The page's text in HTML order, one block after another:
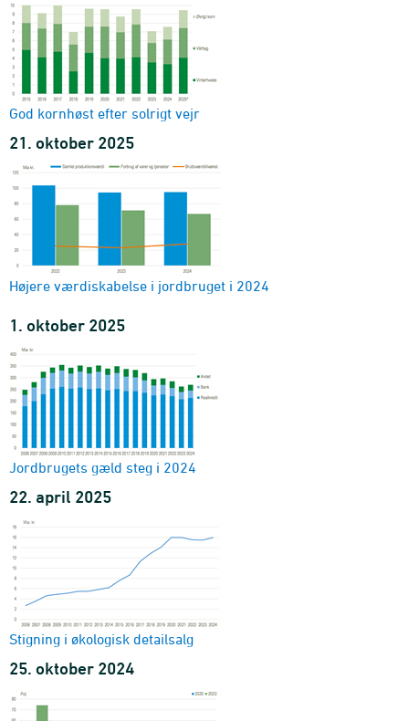
God kornhøst efter solrigt vejr
21. oktober 2025
Højere værdiskabelse i jordbruget i 2024
1. oktober 2025
Jordbrugets gæld steg i 2024
22. april 2025
Stigning i økologisk detailsalg
25. oktober 2024